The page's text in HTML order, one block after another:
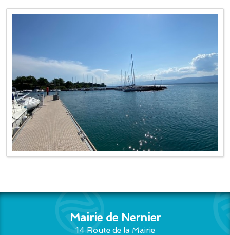
Mairie de Nernier
14 Route de la Mairie